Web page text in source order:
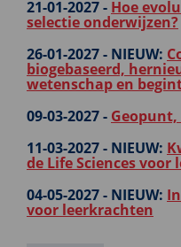
21-01-2027 - Hoe
selectie onderwijzen?
26-01-2027 - NIEUW:
biogebaseerd,
wetenschap en
09-03-2027 -
11-03-2027 - NIEUW:
de Life Sciences voor
04-05-2027 - NIEUW:
voor leerkrachten